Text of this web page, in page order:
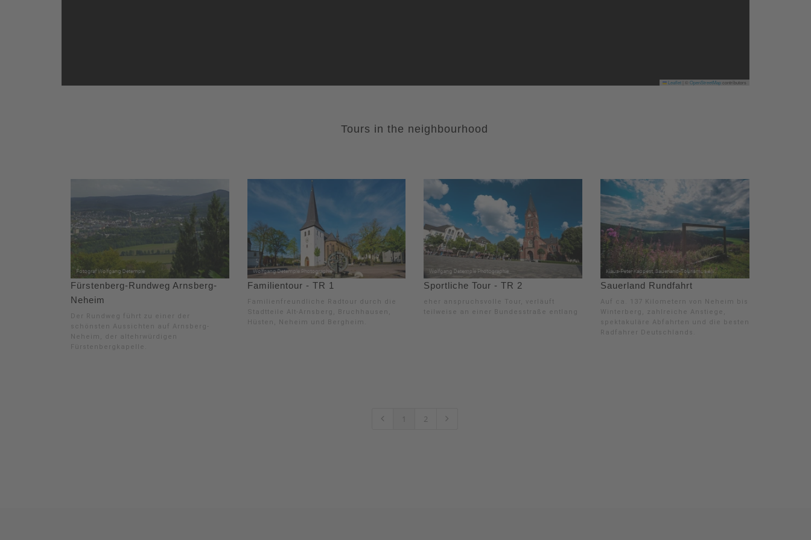
Leaflet OpenStreetMapcontributors
Tours in the neighbourhood
Fürstenberg-Rundweg Arnsberg-
Neheim
Der Rundweg führt zu einer der
schönsten Aussichten auf Arnsberg-
Neheim, der altehrwürdigen
Fürstenbergkapelle.
Familientour - TR 1
Familienfreundliche Radtour durch die
Stadtteile Alt-Arnsberg, Bruchhausen,
Hüsten, Neheim und Bergheim.
Sportliche Tour - TR 2
eher anspruchsvolle Tour, verläuft
teilweise an einer Bundesstraße entlang
Sauerland Rundfahrt
Auf ca. 137 Kilometern von Neheim bis
Winterberg, zahlreiche Anstiege,
spektakuläre Abfahrten und die besten
Radfahrer Deutschlands.
1 2